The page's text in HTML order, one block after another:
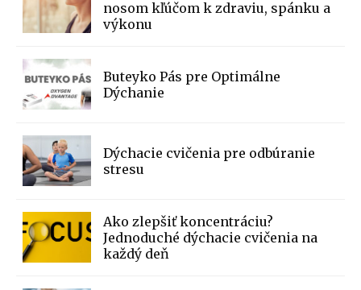
nosom kľúčom k zdraviu, spánku a
výkonu
Buteyko Pás pre Optimálne
Dýchanie
Dýchacie cvičenia pre odbúranie
stresu
Ako zlepšiť koncentráciu?
Jednoduché dýchacie cvičenia na
každý deň